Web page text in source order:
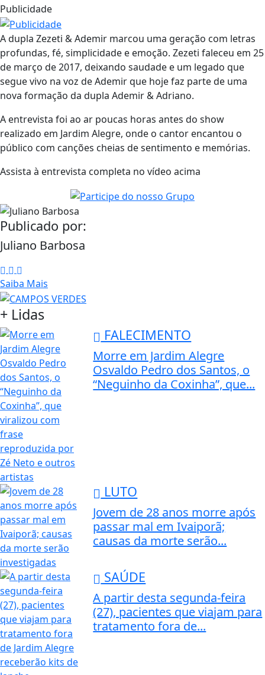
Publicidade
A dupla Zezeti & Ademir marcou uma geração com letras
profundas, fé, simplicidade e emoção. Zezeti faleceu em 25
de março de 2017, deixando saudade e um legado que
segue vivo na voz de Ademir que hoje faz parte de uma
nova formação da dupla Ademir & Adriano.
A entrevista foi ao ar poucas horas antes do show
realizado em Jardim Alegre, onde o cantor encantou o
público com canções cheias de sentimento e memórias.
Assista à entrevista completa no vídeo acima
Publicado por:
Juliano Barbosa
Saiba Mais
+ Lidas
FALECIMENTO
Morre em Jardim Alegre
Osvaldo Pedro dos Santos, o
“Neguinho da Coxinha”, que...
LUTO
Jovem de 28 anos morre após
passar mal em Ivaiporã;
causas da morte serão...
SAÚDE
A partir desta segunda-feira
(27), pacientes que viajam para
tratamento fora de...